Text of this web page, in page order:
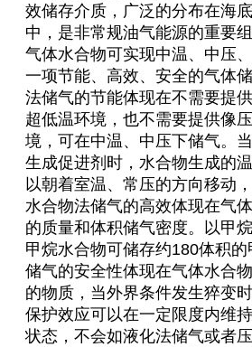
效储存介质，广泛的分布在海
中，是非常规油气能源的重要组
气体水合物可实现中温、中压
一项节能、高效、安全的气体
法储气的节能体现在不需要提
超低温环境，也不需要提供像
境，可在中温、中压下储气。
生成促进剂时，水合物生成的
以朝着室温、常压的方向移动
水合物法储气的高效体现在气
的质量和体积储气密度。以甲
甲烷水合物可储存约180体积
储气的安全性体现在气体水合
的物质，当外界条件发生猝变
保护效应可以在一定限度内维
状态，不会如液化法储气或者